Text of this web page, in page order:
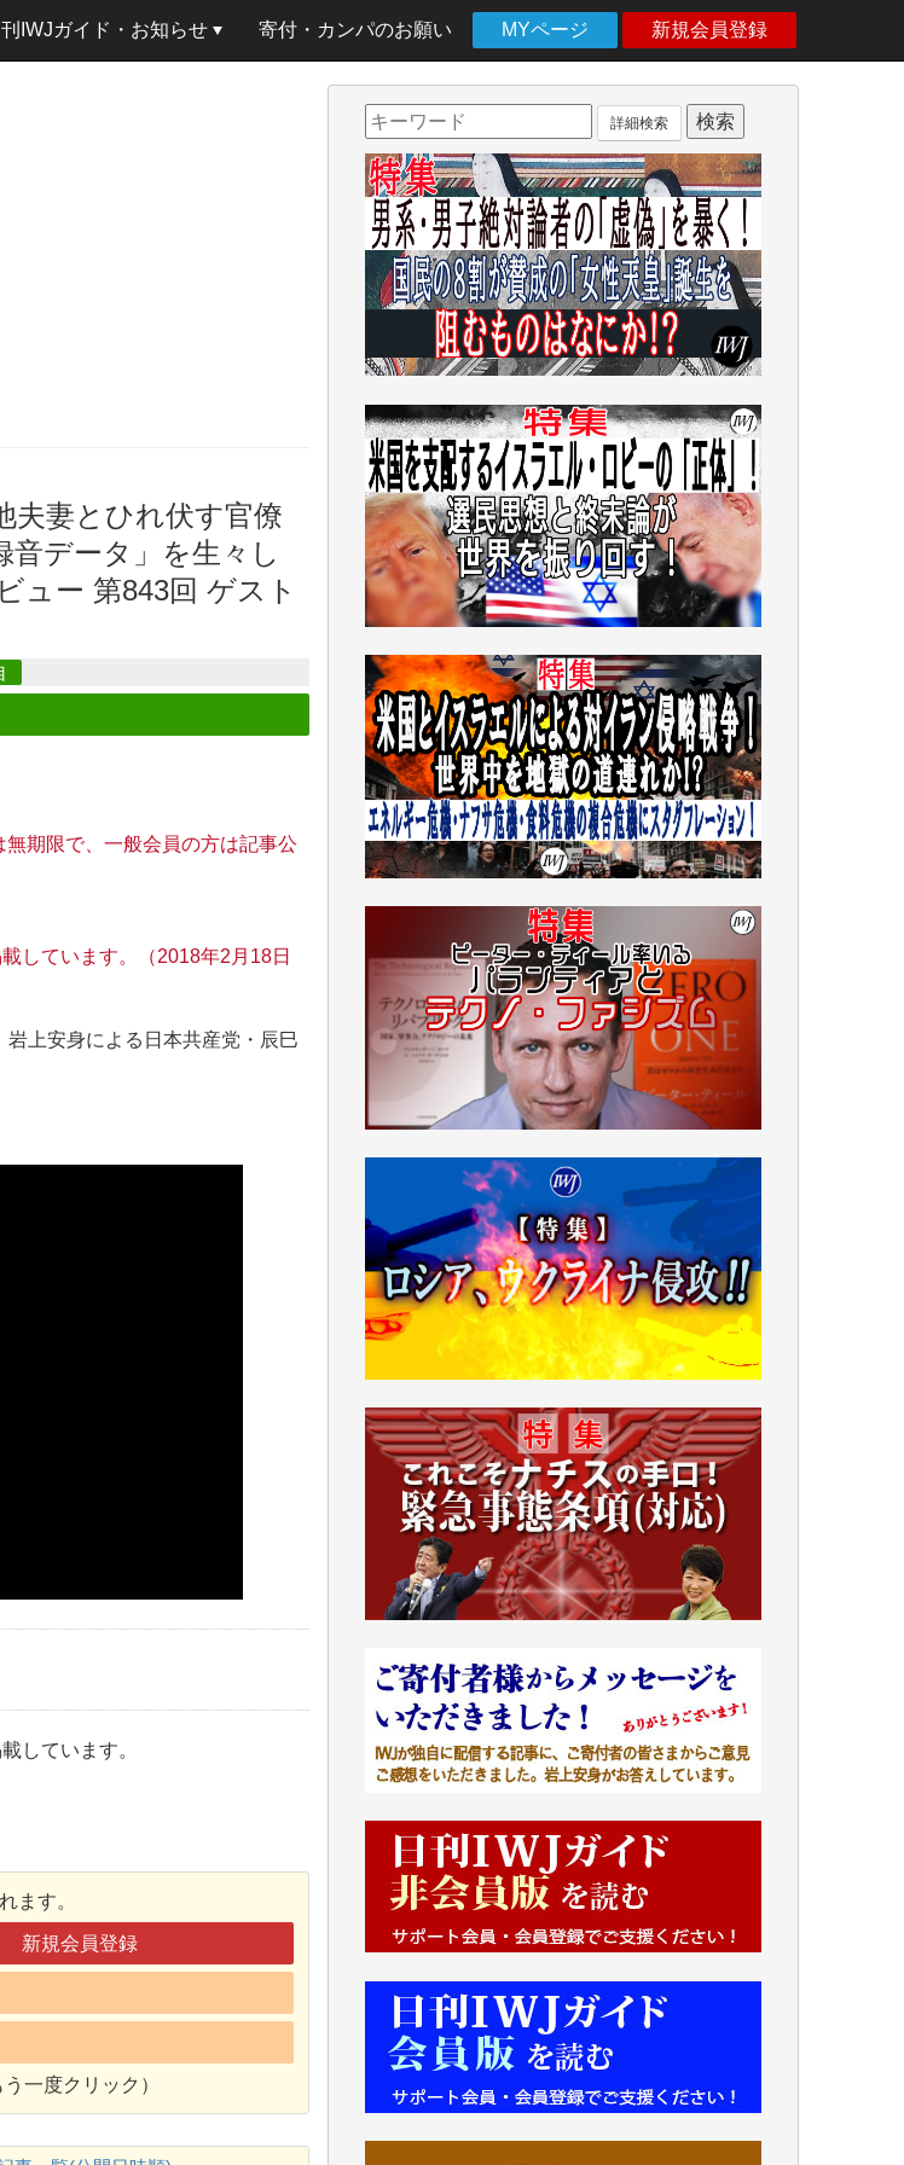
刊IWJガイド・お知らせ 寄付・カンパのお願い MYページ 新規会員登録
夫妻とひれ伏す官僚
データ」を生々し
ュー 第843回 ゲスト
期限で、一般会員の方は記事公
しています。（2018年2月18日
上安身による日本共産党・辰巳
しています。
ます。
新規会員登録
一度クリック）
詳細検索